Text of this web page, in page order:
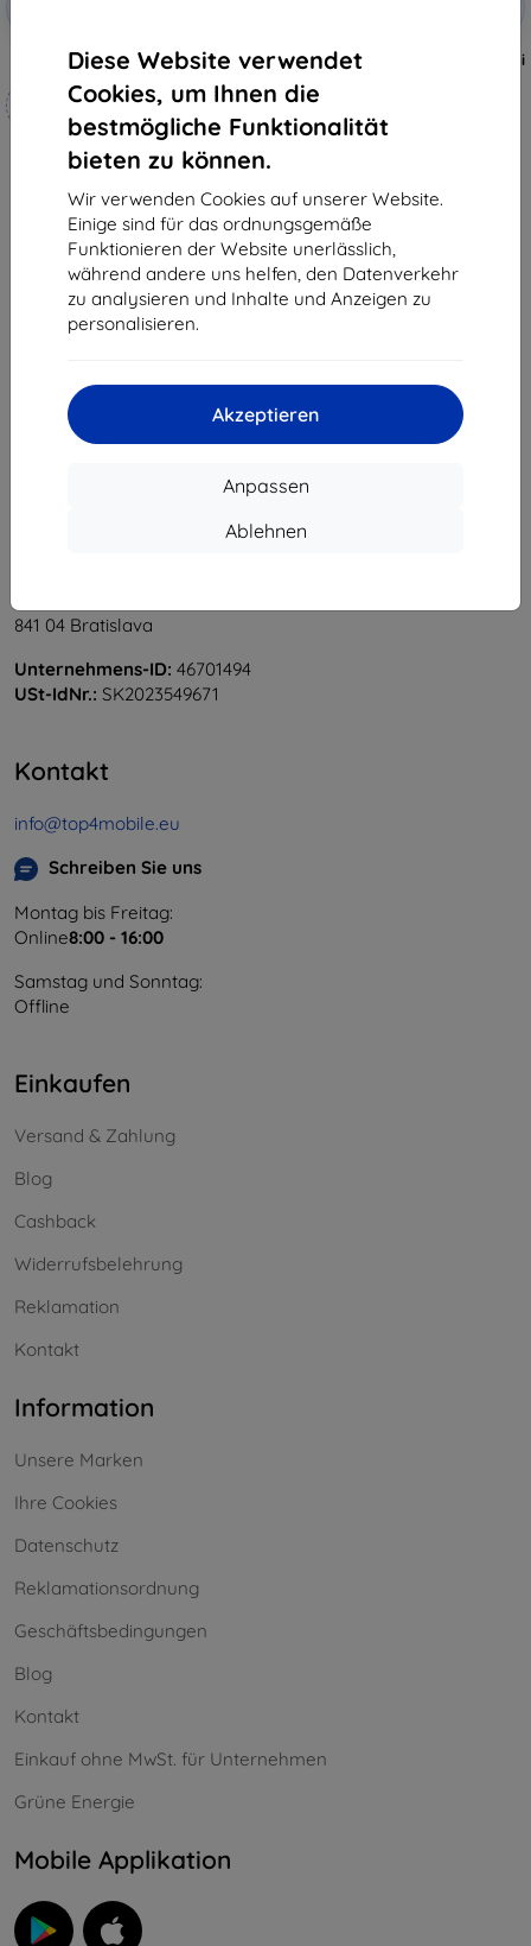
Diese Website verwendet
Cookies, um Ihnen die
bestmögliche Funktionalität
bieten zu können.
Wir verwenden Cookies auf unserer Website.
Einige sind für das ordnungsgemäße
Funktionieren der Website unerlässlich,
während andere uns helfen, den Datenverkehr
zu analysieren und Inhalte und Anzeigen zu
personalisieren.
Akzeptieren
Anpassen
Ablehnen
3mk Hammer Schutzfolie
Maßgeschneidert
hergestellt
€ 18,90
€ 17,02
Auf Lager 4 Stk.
Puluz Schutzhülle für DJI Mic Mini
€ 8,02
vom ganzen6.
«
841 04 Bratislava
Unternehmens-ID: 46701494
USt-IdNr.: SK2023549671
Kontakt
info@top4mobile.eu
Schreiben Sie uns
Montag bis Freitag:
Online8:00 - 16:00
Samstag und Sonntag:
Offline
Einkaufen
Versand & Zahlung
Blog
Cashback
Widerrufsbelehrung
Reklamation
Kontakt
Information
Unsere Marken
Ihre Cookies
Datenschutz
Reklamationsordnung
Geschäftsbedingungen
Blog
Kontakt
Einkauf ohne MwSt. für Unternehmen
Grüne Energie
Mobile Applikation